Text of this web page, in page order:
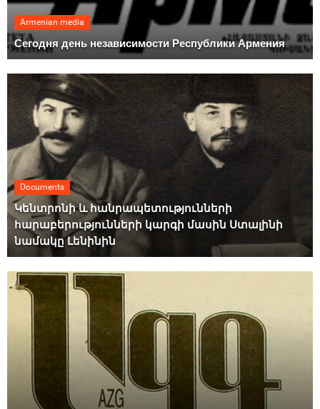
Armenian media
Сегодня день независимости Республики Армения
Documents
Կենտրոնի և հանրապետությունների
հարաբերությունների կարգի մասին Ստալինի
նամակը Լենինին